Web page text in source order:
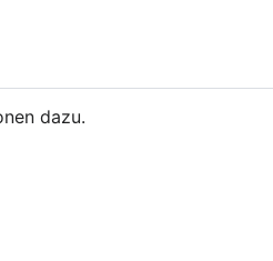
dazu.